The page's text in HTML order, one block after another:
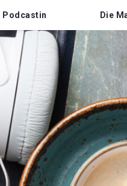
Podcastin Die